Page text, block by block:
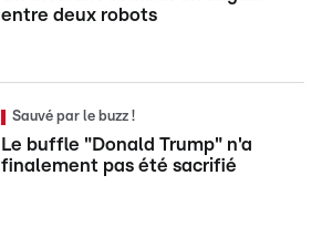
entre deux robots
Sauvé par le buzz !
Le buffle "Donald Trump" n'a
finalement pas été sacrifié